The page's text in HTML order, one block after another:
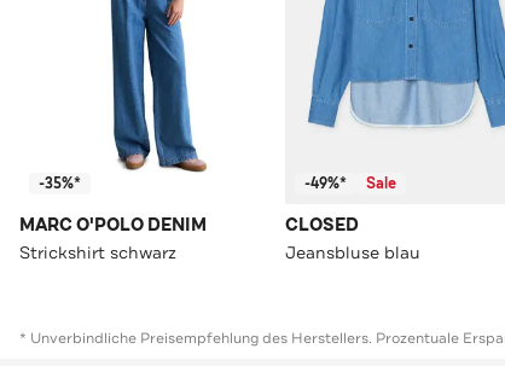
-35%*
MARC O'POLO DENIM
Strickshirt schwarz
-49%* Sale
CLOSED
Jeansbluse blau
* Unverbindliche Preisempfehlung des Herstellers. Prozentuale